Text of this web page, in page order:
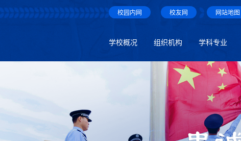
校园内网 校友网 网站地图
学校概况 组织机构 学科专业